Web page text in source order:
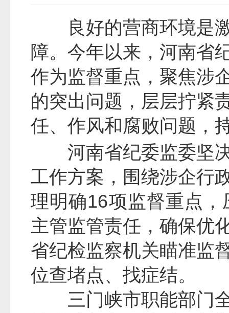
良好的营商环境是
障。今年以来，河南省
作为监督重点，聚焦涉
的突出问题，层层拧紧
任、作风和腐败问题，
河南省纪委监委坚
工作方案，围绕涉企行
理明确16项监督重点
主管监管责任，确保优
省纪检监察机关瞄准监
位查堵点、找症结。
三门峡市职能部门